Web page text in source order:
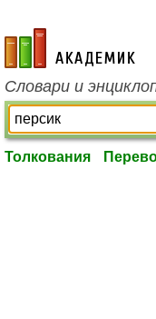
academic.ru
Словари и
Толкования